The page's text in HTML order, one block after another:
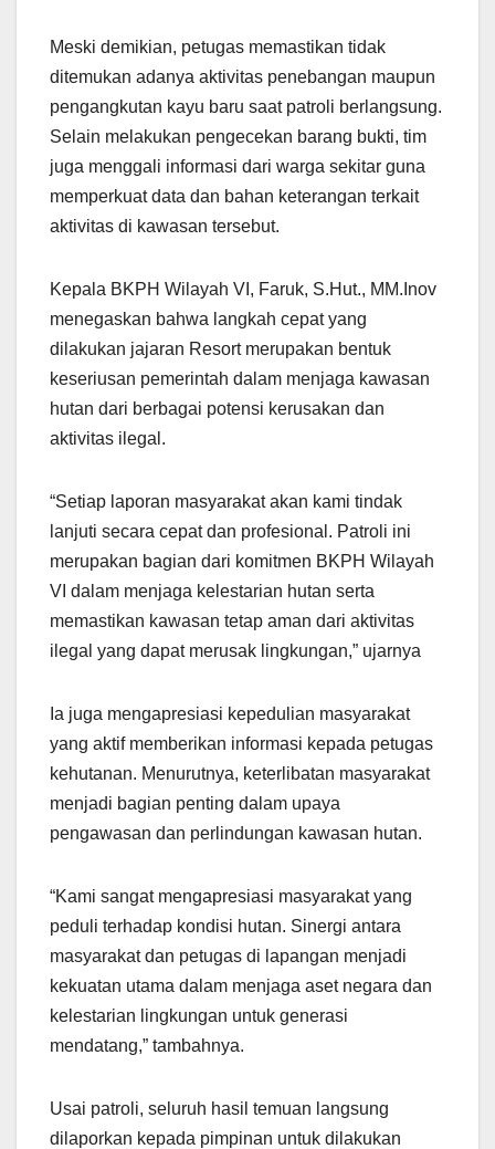
Meski demikian, petugas memastikan tidak
ditemukan adanya aktivitas penebangan maupun
pengangkutan kayu baru saat patroli berlangsung.
Selain melakukan pengecekan barang bukti, tim
juga menggali informasi dari warga sekitar guna
memperkuat data dan bahan keterangan terkait
aktivitas di kawasan tersebut.
Kepala BKPH Wilayah VI, Faruk, S.Hut., MM.Inov
menegaskan bahwa langkah cepat yang
dilakukan jajaran Resort merupakan bentuk
keseriusan pemerintah dalam menjaga kawasan
hutan dari berbagai potensi kerusakan dan
aktivitas ilegal.
“Setiap laporan masyarakat akan kami tindak
lanjuti secara cepat dan profesional. Patroli ini
merupakan bagian dari komitmen BKPH Wilayah
VI dalam menjaga kelestarian hutan serta
memastikan kawasan tetap aman dari aktivitas
ilegal yang dapat merusak lingkungan,” ujarnya
Ia juga mengapresiasi kepedulian masyarakat
yang aktif memberikan informasi kepada petugas
kehutanan. Menurutnya, keterlibatan masyarakat
menjadi bagian penting dalam upaya
pengawasan dan perlindungan kawasan hutan.
“Kami sangat mengapresiasi masyarakat yang
peduli terhadap kondisi hutan. Sinergi antara
masyarakat dan petugas di lapangan menjadi
kekuatan utama dalam menjaga aset negara dan
kelestarian lingkungan untuk generasi
mendatang,” tambahnya.
Usai patroli, seluruh hasil temuan langsung
dilaporkan kepada pimpinan untuk dilakukan